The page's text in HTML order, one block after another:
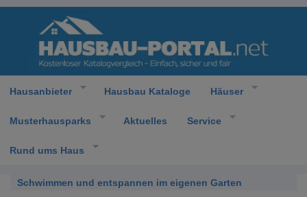
Hausanbieter Hausbau Kataloge Häuser
Musterhausparks Aktuelles Service
Rund ums Haus
Schwimmen und entspannen im eigenen Garten